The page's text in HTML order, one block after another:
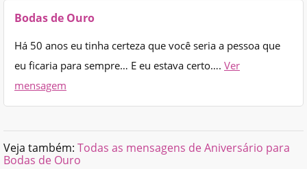
Bodas de Ouro
Há 50 anos eu tinha certeza que você seria a pessoa que
eu ficaria para sempre… E eu estava certo…. Ver
mensagem
Veja também: Todas as mensagens de Aniversário para
Bodas de Ouro